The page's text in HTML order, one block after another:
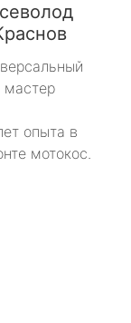
мастер
опыта в
мотокос.